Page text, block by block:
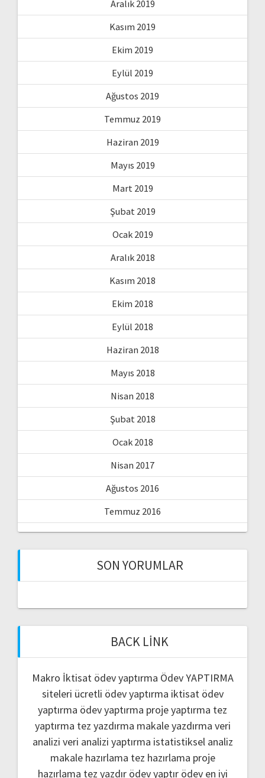
Aralık 2019
Kasım 2019
Ekim 2019
Eylül 2019
Ağustos 2019
Temmuz 2019
Haziran 2019
Mayıs 2019
Mart 2019
Şubat 2019
Ocak 2019
Aralık 2018
Kasım 2018
Ekim 2018
Eylül 2018
Haziran 2018
Mayıs 2018
Nisan 2018
Şubat 2018
Ocak 2018
Nisan 2017
Ağustos 2016
Temmuz 2016
SON YORUMLAR
BACK LINK
Makro İktisat ödev yaptırma Ödev YAPTIRMA
siteleri ücretli ödev yaptırma iktisat ödev
yaptırma ödev yaptırma proje yaptırma tez
yaptırma tez yazdırma makale yazdırma veri
analizi veri analizi yaptırma istatistiksel analiz
makale hazırlama tez hazırlama proje
hazırlama tez yazdır ödev yaptır ödev en iyi